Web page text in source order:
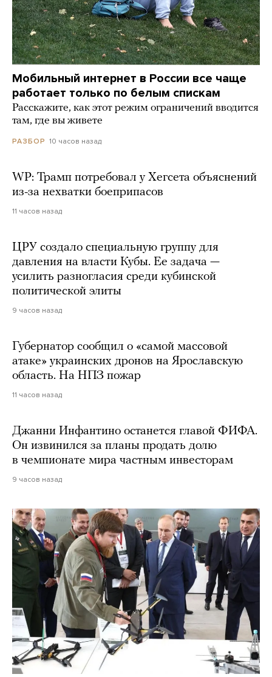
Мобильный интернет в России все чаще
работает только по белым спискам
Расскажите, как этот режим ограничений вводится
там, где вы живете
РАЗБОР 10 часов назад
WP: Трамп потребовал у Хегсета объяснений
из-за нехватки боеприпасов
11 часов назад
ЦРУ создало специальную группу для
давления на власти Кубы. Ее задача —
усилить разногласия среди кубинской
политической элиты
9 часов назад
Губернатор сообщил о «самой массовой
атаке» украинских дронов на Ярославскую
область. На НПЗ пожар
11 часов назад
Джанни Инфантино останется главой ФИФА.
Он извинился за планы продать долю
в чемпионате мира частным инвесторам
9 часов назад